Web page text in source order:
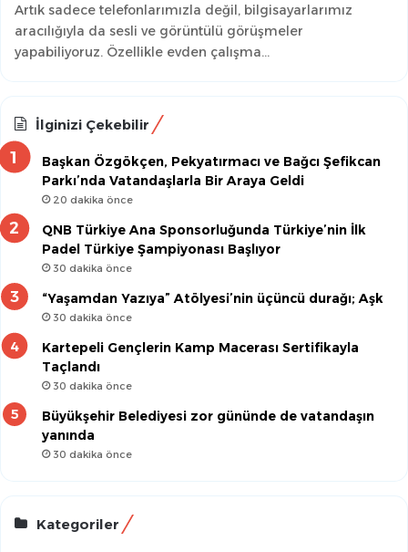
Artık sadece telefonlarımızla değil, bilgisayarlarımız
aracılığıyla da sesli ve görüntülü görüşmeler
yapabiliyoruz. Özellikle evden çalışma…
İlginizi Çekebilir
Başkan Özgökçen, Pekyatırmacı ve Bağcı Şefikcan
Parkı’nda Vatandaşlarla Bir Araya Geldi
20 dakika önce
QNB Türkiye Ana Sponsorluğunda Türkiye’nin İlk
Padel Türkiye Şampiyonası Başlıyor
30 dakika önce
“Yaşamdan Yazıya” Atölyesi’nin üçüncü durağı; Aşk
30 dakika önce
Kartepeli Gençlerin Kamp Macerası Sertifikayla
Taçlandı
30 dakika önce
Büyükşehir Belediyesi zor gününde de vatandaşın
yanında
30 dakika önce
Kategoriler